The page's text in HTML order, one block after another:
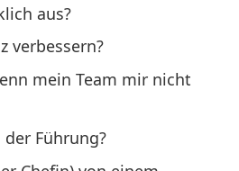
aus?
verbessern?
mein Team mir nicht
Führung?